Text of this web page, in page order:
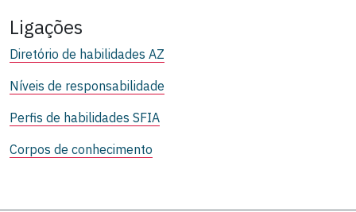
Ligações
Diretório de habilidades AZ
Níveis de responsabilidade
Perfis de habilidades SFIA
Corpos de conhecimento